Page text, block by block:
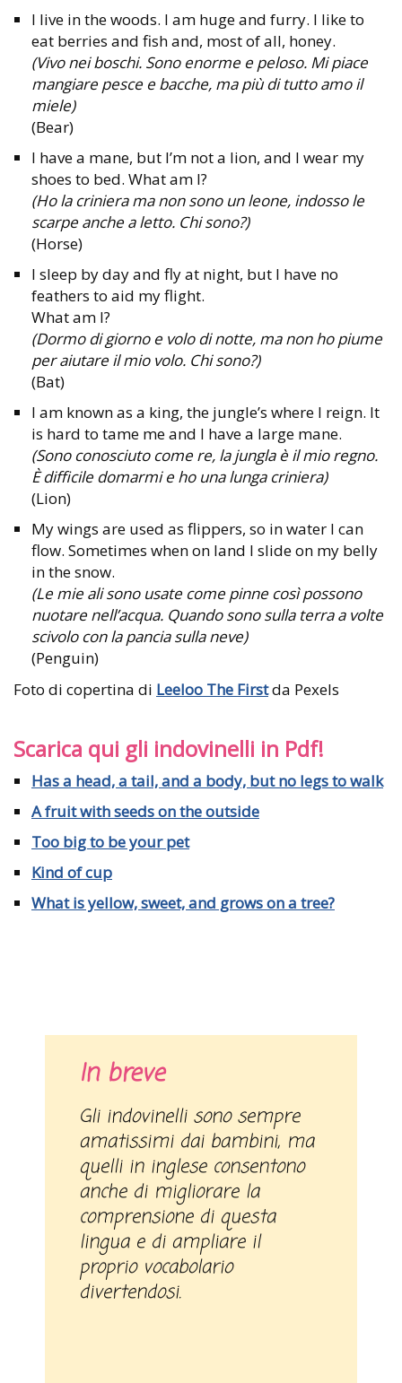
I live in the woods. I am huge and furry. I like to
eat berries and fish and, most of all, honey.
(Vivo nei boschi. Sono enorme e peloso. Mi piace
mangiare pesce e bacche, ma più di tutto amo il
miele)
(Bear)
I have a mane, but I’m not a lion, and I wear my
shoes to bed. What am I?
(Ho la criniera ma non sono un leone, indosso le
scarpe anche a letto. Chi sono?)
(Horse)
I sleep by day and fly at night, but I have no
feathers to aid my flight.
What am I?
(Dormo di giorno e volo di notte, ma non ho piume
per aiutare il mio volo. Chi sono?)
(Bat)
I am known as a king, the jungle’s where I reign. It
is hard to tame me and I have a large mane.
(Sono conosciuto come re, la jungla è il mio regno.
È difficile domarmi e ho una lunga criniera)
(Lion)
My wings are used as flippers, so in water I can
flow. Sometimes when on land I slide on my belly
in the snow.
(Le mie ali sono usate come pinne così possono
nuotare nell’acqua. Quando sono sulla terra a volte
scivolo con la pancia sulla neve)
(Penguin)
Foto di copertina di Leeloo The Firstda Pexels
Scarica qui gli indovinelli in Pdf!
Has a head, a tail, and a body, but no legs to walk
A fruit with seeds on the outside
Too big to be your pet
Kind of cup
What is yellow, sweet, and grows on a tree?
In breve
Gli indovinelli sono sempre
amatissimi dai bambini, ma
quelli in inglese consentono
anche di migliorare la
comprensione di questa
lingua e di ampliare il
proprio vocabolario
divertendosi.